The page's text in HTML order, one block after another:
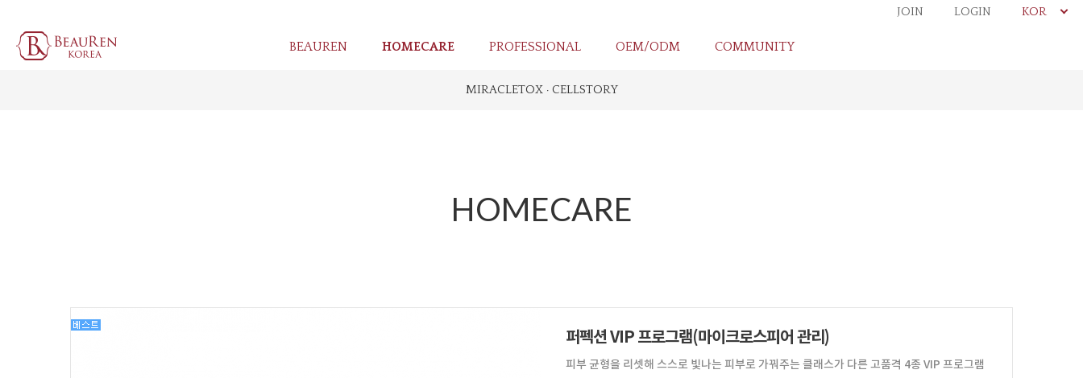
JOIN LOGIN KOR
BEAUREN HOMECARE PROFESSIONAL OEM/ODM COMMUNITY
MIRACLETOX · CELLSTORY
HOMECARE
퍼펙션 VIP 프로그램(마이크로스피어 관리)
피부 균형을 리셋해 스스로 빛나는 피부로 가꿔주는 클래스가 다른 고품격 4종 VIP 프로그램